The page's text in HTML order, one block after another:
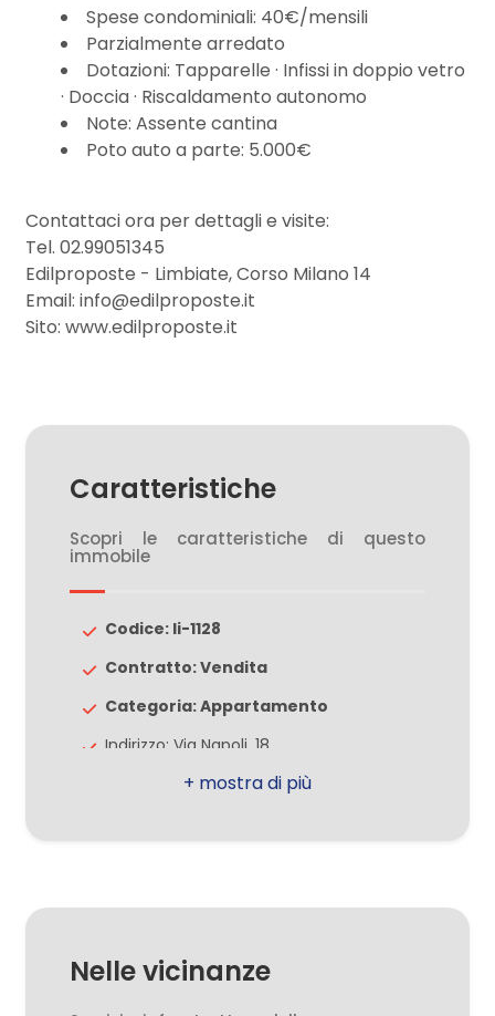
Spese condominiali: 40€/mensili
Parzialmente arredato
Dotazioni: Tapparelle · Infissi in doppio vetro
· Doccia · Riscaldamento autonomo
Note: Assente cantina
Poto auto a parte: 5.000€
Contattaci ora per dettagli e visite:
Tel. 02.99051345
Edilproposte - Limbiate, Corso Milano 14
Email: info@edilproposte.it
Sito: www.edilproposte.it
Caratteristiche
Scopri le caratteristiche di questo
immobile
Codice: li-1128
Contratto: Vendita
Categoria: Appartamento
Indirizzo: Via Napoli, 18
CAP: 20814
Locali: 2
Nelle vicinanze
5+
Bagni
minimi